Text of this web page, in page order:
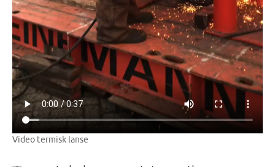
Video termisk lanse